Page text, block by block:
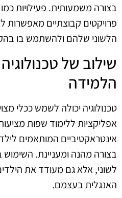
בצורה משמעותית. פעילויות כמו
פרויקטים קבוצתיים מאפשרות
הלשוני שלהם ולהשתמש בו
שילוב של
הלמידה
טכנולוגיה יכולה לשמש ככלי
אפליקציות ללימוד שפות מציעות
אינטראקטיביים המותאמים
בצורה מהנה ומעניינת.
לשוני, אלא גם מעודד את
האנגלית בעצמם.